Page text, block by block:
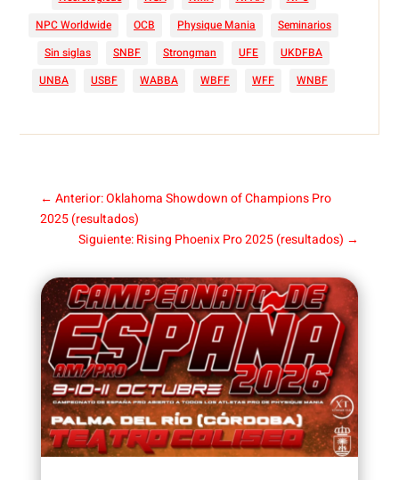
NPC Worldwide
OCB Physique Mania
Seminarios
Sin siglas
SNBF Strongman UFE
UKDFBA
UNBA
USBF WABBA WBFF WFF WNBF
← Anterior: Oklahoma Showdown of Champions Pro
2025 (resultados)
Siguiente: Rising Phoenix Pro 2025 (resultados) →